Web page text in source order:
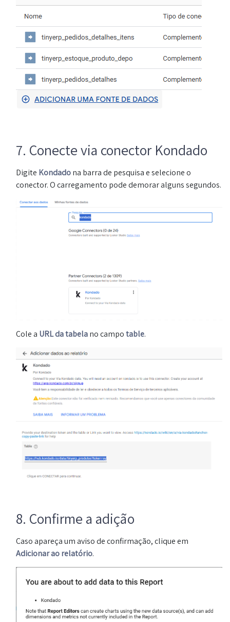
7. Conecte via conector Kondado
Digite Kondadona barra de pesquisa e selecione o
conector. O carregamento pode demorar alguns segundos.
Cole a URL da tabelano campotable.
8. Confirme a adição
Caso apareça um aviso de confirmação, clique em
Adicionar ao relatório.